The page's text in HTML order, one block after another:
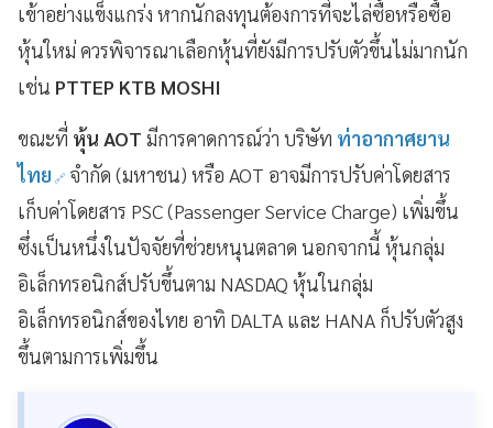
เข้าอย่างแข็งแกร่ง หากนักลงทุนต้องการที่จะไล่ซื้อหรือซื้อ
หุ้นใหม่ ควรพิจารณาเลือกหุ้นที่ยังมีการปรับตัวขึ้นไม่มากนัก
เช่น PTTEP KTB MOSHI
ขณะที่ หุ้น AOT มีการคาดการณ์ว่า บริษัท ท่าอากาศยาน
ไทย จำกัด (มหาชน) หรือ AOT อาจมีการปรับค่าโดยสาร
เก็บค่าโดยสาร PSC (Passenger Service Charge) เพิ่มขึ้น
ซึ่งเป็นหนึ่งในปัจจัยที่ช่วยหนุนตลาด นอกจากนี้ หุ้นกลุ่ม
อิเล็กทรอนิกส์ปรับขึ้นตาม NASDAQ หุ้นในกลุ่ม
อิเล็กทรอนิกส์ของไทย อาทิ DALTA และ HANA ก็ปรับตัวสูง
ขึ้นตามการเพิ่มขึ้น